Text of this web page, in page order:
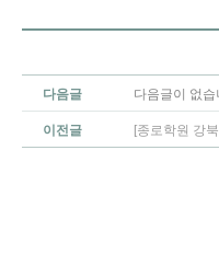
다음글 다음글이 없습
이전글 [종로학원 강